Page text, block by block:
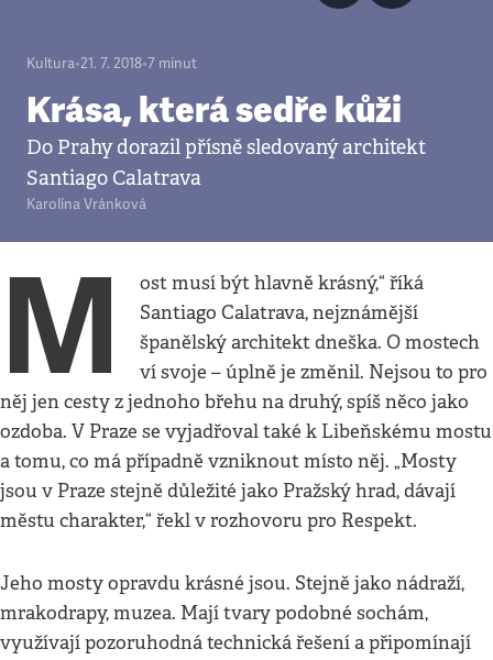
Kultura•21. 7. 2018•7 minut
Krása, která sedře kůži
Do Prahy dorazil přísně sledovaný architekt
Santiago Calatrava
Karolína Vránková
M
ost musí být hlavně krásný,“ říká
Santiago Calatrava, nejznámější
španělský architekt dneška. O mostech
ví svoje – úplně je změnil. Nejsou to pro
něj jen cesty z jednoho břehu na druhý, spíš něco jako
ozdoba. V Praze se vyjadřoval také k Libeňskému mostu
a tomu, co má případně vzniknout místo něj. „Mosty
jsou v Praze stejně důležité jako Pražský hrad, dávají
městu charakter,“ řekl v rozhovoru pro Respekt.
Jeho mosty opravdu krásné jsou. Stejně jako nádraží,
mrakodrapy, muzea. Mají tvary podobné sochám,
využívají pozoruhodná technická řešení a připomínají